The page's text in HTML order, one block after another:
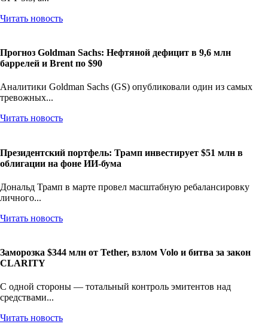
Читать новость
Прогноз Goldman Sachs: Нефтяной дефицит в 9,6 млн
баррелей и Brent по $90
Аналитики Goldman Sachs (GS) опубликовали один из самых
тревожных...
Читать новость
Президентский портфель: Трамп инвестирует $51 млн в
облигации на фоне ИИ-бума
Дональд Трамп в марте провел масштабную ребалансировку
личного...
Читать новость
Заморозка $344 млн от Tether, взлом Volo и битва за закон
CLARITY
С одной стороны — тотальный контроль эмитентов над
средствами...
Читать новость